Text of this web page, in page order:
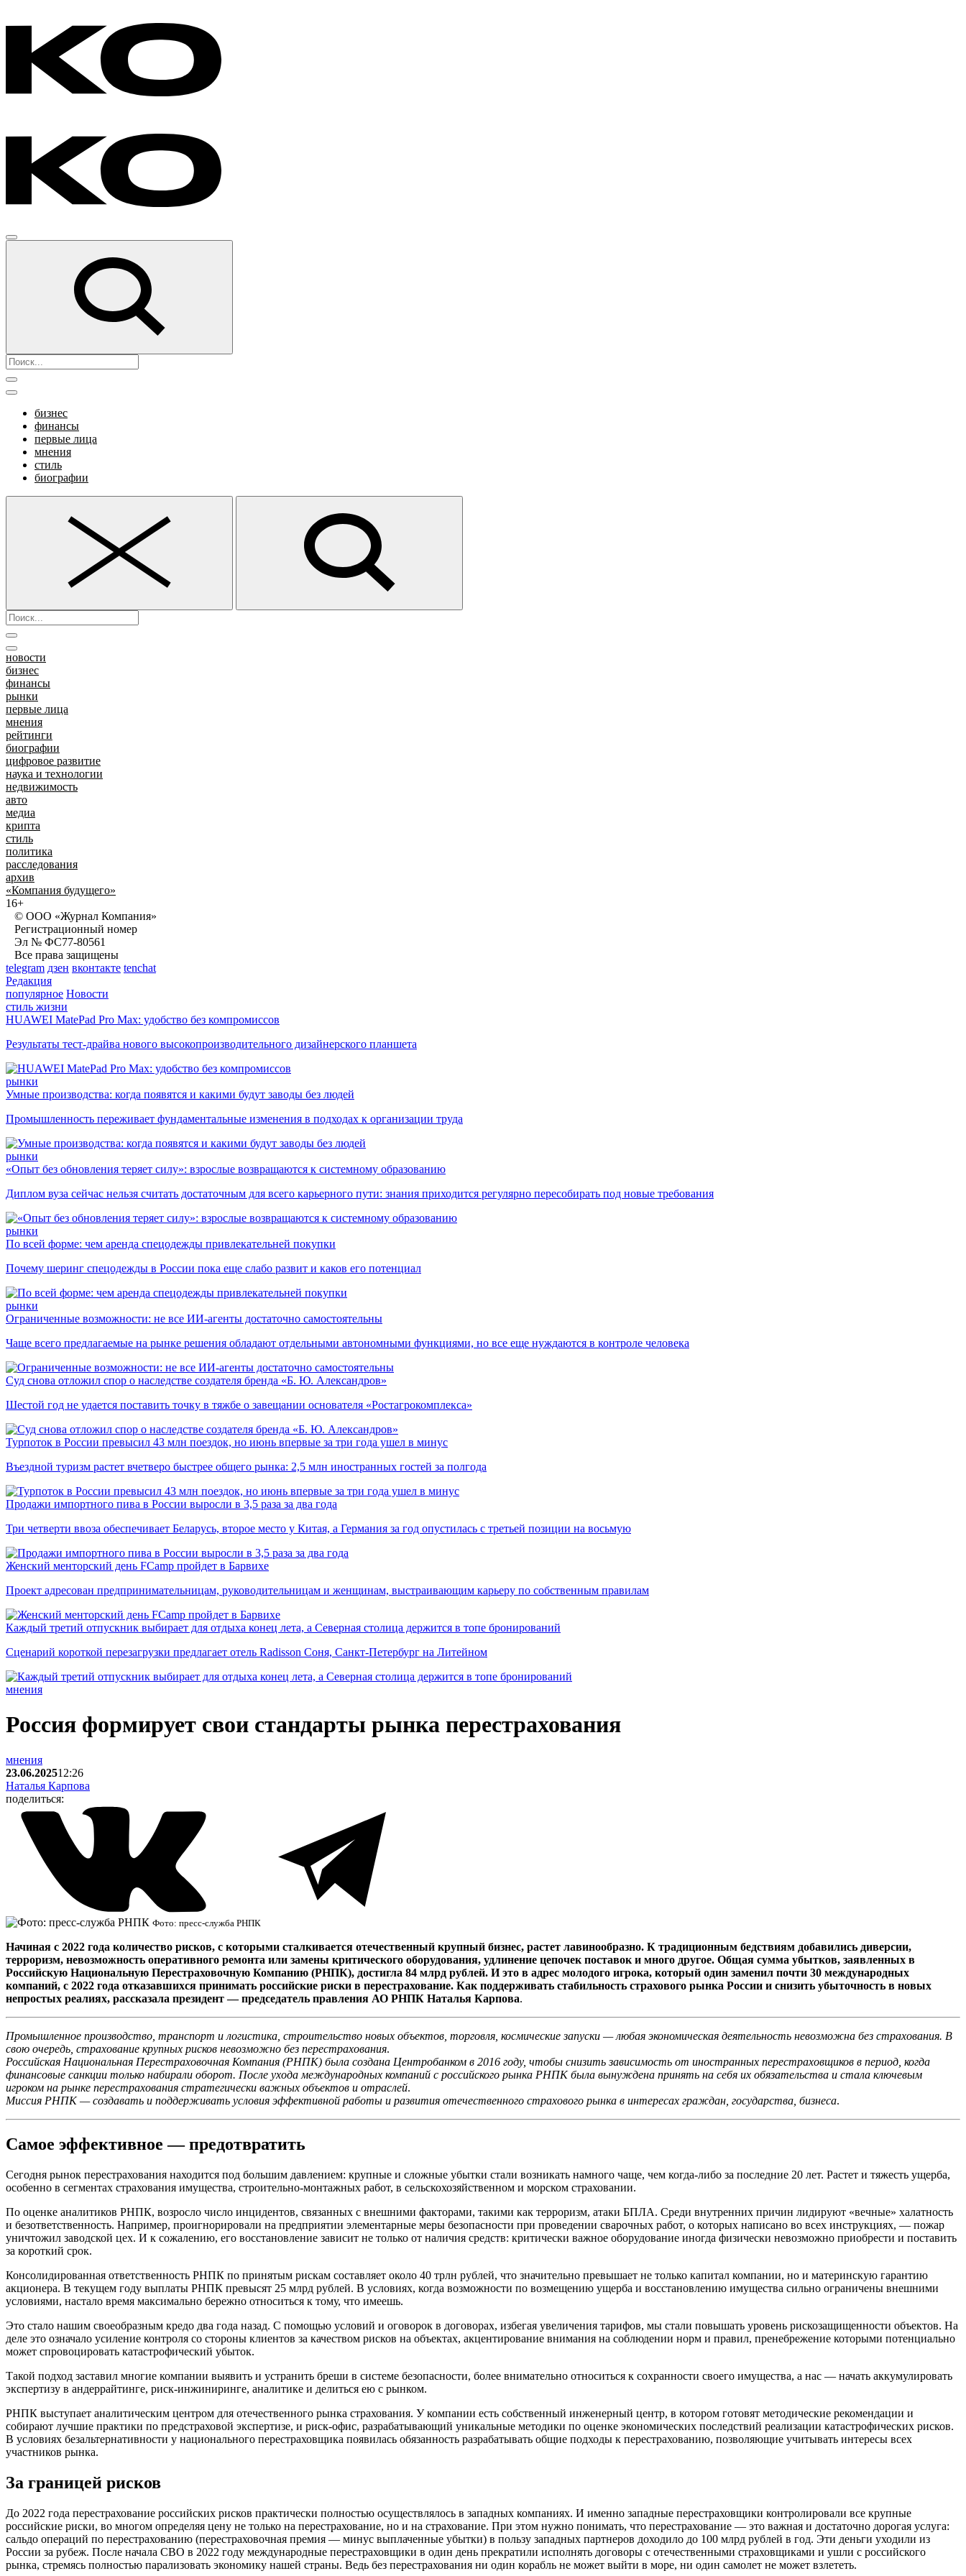
бизнес
финансы
первые лица
мнения
стиль
биографии
новости
бизнес
финансы
рынки
первые лица
мнения
рейтинги
биографии
цифровое развитие
наука и технологии
недвижимость
авто
медиа
крипта
стиль
политика
расследования
архив
«Компания будущего»
16+
© ООО «Журнал Компания»
Регистрационный номер
Эл № ФС77-80561
Все права защищены
telegram дзен вконтакте tenchat
Редакция
популярное Новости
стиль жизни
HUAWEI MatePad Pro Max: удобство без компромиссов
Результаты тест-драйва нового высокопроизводительного дизайнерского планшета
рынки
Умные производства: когда появятся и какими будут заводы без людей
Промышленность переживает фундаментальные изменения в подходах к организации труда
рынки
«Опыт без обновления теряет силу»: взрослые возвращаются к системному образованию
Диплом вуза сейчас нельзя считать достаточным для всего карьерного пути: знания приходится регулярно пересобирать под новые требования
рынки
По всей форме: чем аренда спецодежды привлекательней покупки
Почему шеринг спецодежды в России пока еще слабо развит и каков его потенциал
рынки
Ограниченные возможности: не все ИИ-агенты достаточно самостоятельны
Чаще всего предлагаемые на рынке решения обладают отдельными автономными функциями, но все еще нуждаются в контроле человека
Суд снова отложил спор о наследстве создателя бренда «Б. Ю. Александров»
Шестой год не удается поставить точку в тяжбе о завещании основателя «Ростагрокомплекса»
Турпоток в России превысил 43 млн поездок, но июнь впервые за три года ушел в минус
Въездной туризм растет вчетверо быстрее общего рынка: 2,5 млн иностранных гостей за полгода
Продажи импортного пива в России выросли в 3,5 раза за два года
Три четверти ввоза обеспечивает Беларусь, второе место у Китая, а Германия за год опустилась с третьей позиции на восьмую
Женский менторский день FCamp пройдет в Барвихе
Проект адресован предпринимательницам, руководительницам и женщинам, выстраивающим карьеру по собственным правилам
Каждый третий отпускник выбирает для отдыха конец лета, а Северная столица держится в топе бронирований
Сценарий короткой перезагрузки предлагает отель Radisson Соня, Санкт-Петербург на Литейном
мнения
Россия формирует свои стандарты рынка перестрахования
мнения
23.06.202512:26
Наталья Карпова
поделиться:
Фото: пресс-служба РНПК
Начиная с 2022 года количество рисков, с которыми сталкивается отечественный крупный бизнес, растет лавинообразно. К традиционным бедствиям добавились диверсии,
терроризм, невозможность оперативного ремонта или замены критического оборудования, удлинение цепочек поставок и много другое. Общая сумма убытков, заявленных в
Российскую Национальную Перестраховочную Компанию (РНПК), достигла 84 млрд рублей. И это в адрес молодого игрока, который один заменил почти 30 международных
компаний, с 2022 года отказавшихся принимать российские риски в перестрахование. Как поддерживать стабильность страхового рынка России и снизить убыточность в новых
непростых реалиях, рассказала президент — председатель правления АО РНПК Наталья Карпова.
Промышленное производство, транспорт и логистика, строительство новых объектов, торговля, космические запуски — любая экономическая деятельность невозможна без страхования. В
свою очередь, страхование крупных рисков невозможно без перестрахования.
Российская Национальная Перестраховочная Компания (РНПК) была создана Центробанком в 2016 году, чтобы снизить зависимость от иностранных перестраховщиков в период, когда
финансовые санкции только набирали оборот. После ухода международных компаний с российского рынка РНПК была вынуждена принять на себя их обязательства и стала ключевым
игроком на рынке перестрахования стратегически важных объектов и отраслей.
Миссия РНПК — создавать и поддерживать условия эффективной работы и развития отечественного страхового рынка в интересах граждан, государства, бизнеса.
Самое эффективное — предотвратить
Сегодня рынок перестрахования находится под большим давлением: крупные и сложные убытки стали возникать намного чаще, чем когда-либо за последние 20 лет. Растет и тяжесть ущерба,
особенно в сегментах страхования имущества, строительно-монтажных работ, в сельскохозяйственном и морском страховании.
По оценке аналитиков РНПК, возросло число инцидентов, связанных с внешними факторами, такими как терроризм, атаки БПЛА. Среди внутренних причин лидируют «вечные» халатность
и безответственность. Например, проигнорировали на предприятии элементарные меры безопасности при проведении сварочных работ, о которых написано во всех инструкциях, — пожар
уничтожил заводской цех. И к сожалению, его восстановление зависит не только от наличия средств: критически важное оборудование иногда физически невозможно приобрести и поставить
за короткий срок.
Консолидированная ответственность РНПК по принятым рискам составляет около 40 трлн рублей, что значительно превышает не только капитал компании, но и материнскую гарантию
акционера. В текущем году выплаты РНПК превысят 25 млрд рублей. В условиях, когда возможности по возмещению ущерба и восстановлению имущества сильно ограничены внешними
условиями, настало время максимально бережно относиться к тому, что имеешь.
Это стало нашим своеобразным кредо два года назад. С помощью условий и оговорок в договорах, избегая увеличения тарифов, мы стали повышать уровень рискозащищенности объектов. На
деле это означало усиление контроля со стороны клиентов за качеством рисков на объектах, акцентирование внимания на соблюдении норм и правил, пренебрежение которыми потенциально
может спровоцировать катастрофический убыток.
Такой подход заставил многие компании выявить и устранить бреши в системе безопасности, более внимательно относиться к сохранности своего имущества, а нас — начать аккумулировать
экспертизу в андеррайтинге, риск-инжиниринге, аналитике и делиться ею с рынком.
РНПК выступает аналитическим центром для отечественного рынка страхования. У компании есть собственный инженерный центр, в котором готовят методические рекомендации и
собирают лучшие практики по предстраховой экспертизе, и риск-офис, разрабатывающий уникальные методики по оценке экономических последствий реализации катастрофических рисков.
В условиях безальтернативности у национального перестраховщика появилась обязанность разрабатывать общие подходы к перестрахованию, позволяющие учитывать интересы всех
участников рынка.
За границей рисков
До 2022 года перестрахование российских рисков практически полностью осуществлялось в западных компаниях. И именно западные перестраховщики контролировали все крупные
российские риски, во многом определяя цену не только на перестрахование, но и на страхование. При этом нужно понимать, что перестрахование — это важная и достаточно дорогая услуга:
сальдо операций по перестрахованию (перестраховочная премия — минус выплаченные убытки) в пользу западных партнеров доходило до 100 млрд рублей в год. Эти деньги уходили из
России за рубеж. После начала СВО в 2022 году международные перестраховщики в один день прекратили исполнять договоры с отечественными страховщиками и ушли с российского
рынка, стремясь полностью парализовать экономику нашей страны. Ведь без перестрахования ни один корабль не может выйти в море, ни один самолет не может взлететь.